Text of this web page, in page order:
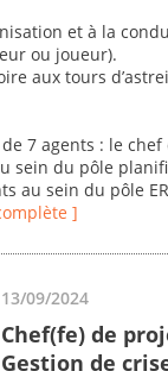
et à la
ou joueur).
aux tours
de 7 agents : le
sein du pôle
au sein du pôle
]
13/09/2024
Chef(fe) de
Gestion de